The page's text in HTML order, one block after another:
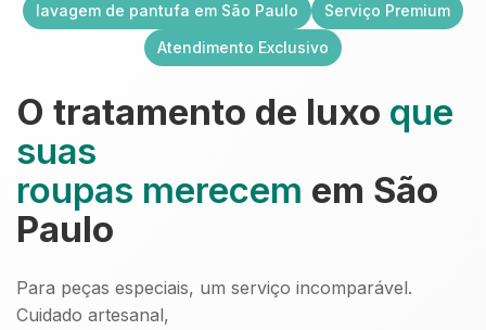
lavagem de pantufa em São Paulo
Serviço Premium
Atendimento Exclusivo
O tratamento de luxo que
suas
roupas merecem em São
Paulo
Para peças especiais, um serviço incomparável.
Cuidado artesanal,